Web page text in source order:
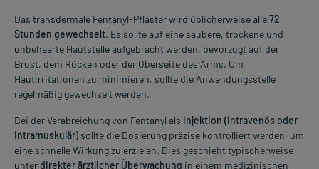
Das transdermale Fentanyl-Pflaster wird üblicherweise alle72
Stunden gewechselt. Es sollte auf eine saubere, trockene und
unbehaarte Hautstelle aufgebracht werden, bevorzugt auf der
Brust, dem Rücken oder der Oberseite des Arms. Um
Hautirritationen zu minimieren, sollte die Anwendungsstelle
regelmäßig gewechselt werden.
Bei der Verabreichung von Fentanyl als Injektion (intravenös oder
intramuskulär) sollte die Dosierung präzise kontrolliert werden, um
eine schnelle Wirkung zu erzielen. Dies geschieht typischerweise
unter direkter ärztlicher Überwachung in einem medizinischen